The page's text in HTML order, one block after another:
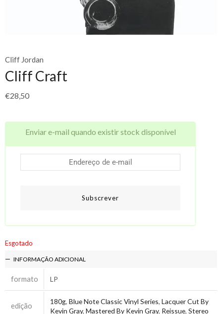
Cliff Jordan
Cliff Craft
€28,50
Enviar e-mail quando existir stock disponível
Subscrever
Esgotado
INFORMAÇÃO ADICIONAL
formato LP
edição 180g, Blue Note Classic Vinyl Series, Lacquer Cut By
Kevin Gray, Mastered By Kevin Gray, Reissue, Stereo